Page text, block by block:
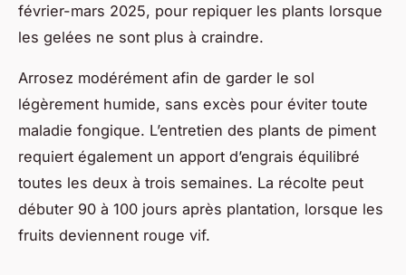
février-mars 2025, pour repiquer les plants lorsque
les gelées ne sont plus à craindre.
Arrosez modérément afin de garder le sol
légèrement humide, sans excès pour éviter toute
maladie fongique. L’entretien des plants de piment
requiert également un apport d’engrais équilibré
toutes les deux à trois semaines. La récolte peut
débuter 90 à 100 jours après plantation, lorsque les
fruits deviennent rouge vif.